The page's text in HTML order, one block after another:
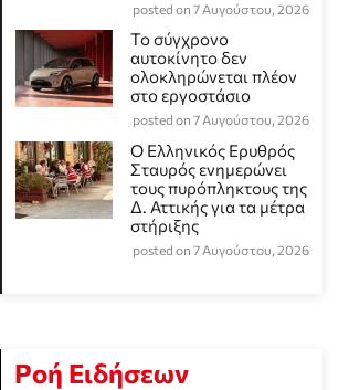
posted on 7 Αυγούστου, 2026
Το σύγχρονο
αυτοκίνητο δεν
ολοκληρώνεται πλέον
στο εργοστάσιο
posted on 7 Αυγούστου, 2026
Ο Ελληνικός Ερυθρός
Σταυρός ενημερώνει
τους πυρόπληκτους της
Δ. Αττικής για τα μέτρα
στήριξης
posted on 7 Αυγούστου, 2026
Ροή Ειδήσεων